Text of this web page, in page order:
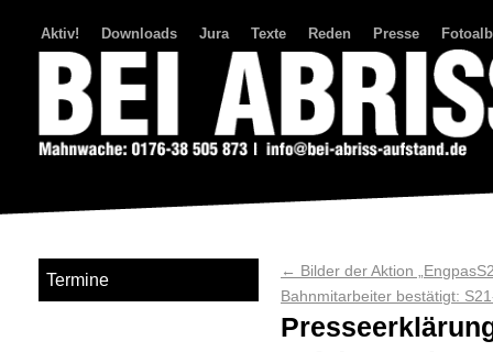
Aktiv! Downloads Jura Texte Reden Presse
← Bilder der Aktion
Bahnmitarbeiter bestätigt:
Termine